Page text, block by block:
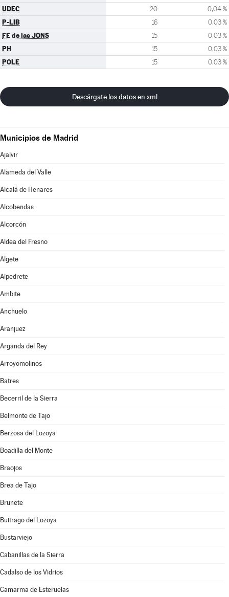
UDEC 20 0,04 %
P-LIB 16 0,03 %
FE de las JONS 15 0,03 %
PH 15 0,03 %
POLE 15 0,03 %
Descárgate los datos en xml
Municipios de Madrid
Ajalvir
Alameda del Valle
Alcalá de Henares
Alcobendas
Alcorcón
Aldea del Fresno
Algete
Alpedrete
Ambite
Anchuelo
Aranjuez
Arganda del Rey
Arroyomolinos
Batres
Becerril de la Sierra
Belmonte de Tajo
Berzosa del Lozoya
Boadilla del Monte
Braojos
Brea de Tajo
Brunete
Buitrago del Lozoya
Bustarviejo
Cabanillas de la Sierra
Cadalso de los Vidrios
Camarma de Esteruelas